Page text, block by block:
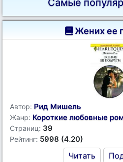
Самые
Жених ее
Автор: Рид Мишель
Жанр: Короткие любовные
Страниц: 39
Рейтинг: 5998 (4.20)
Читать